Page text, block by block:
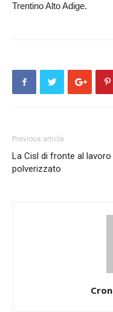
Trentino Alto Adige.
Previous article
La Cisl di fronte al lavoro
polverizzato